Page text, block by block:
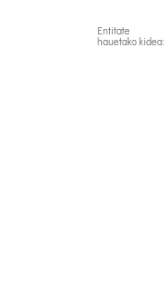
Entitate
hauetako kidea: